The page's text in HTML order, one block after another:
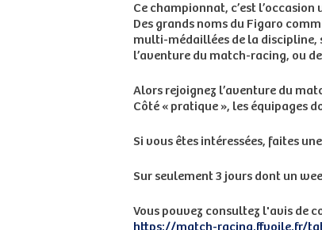
Ce championnat, c’est
Des grands noms du Figaro
multi-médaillées de la discipline,
l’aventure du match-racing, ou
Alors rejoignez l’aventure du
Côté « pratique », les équipages
Si vous êtes intéressées, faites
Sur seulement 3 jours dont un
Vous pouvez consultez l'avis de
https://match-racing.ffvoile.fr/